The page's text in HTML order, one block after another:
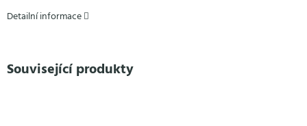
Detailní informace
Související produkty